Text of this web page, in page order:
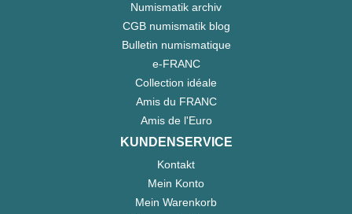
Numismatik archiv
CGB numismatik blog
Bulletin numismatique
e-FRANC
Collection idéale
Amis du FRANC
Amis de l'Euro
KUNDENSERVICE
Kontakt
Mein Konto
Mein Warenkorb